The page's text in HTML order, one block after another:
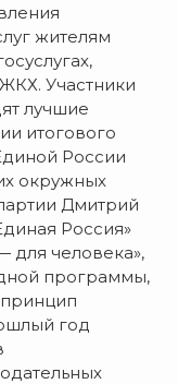
жителям
Участники
лучшие
итогового
России
окружных
Дмитрий
Россия»
для человека»,
программы,
принцип
год